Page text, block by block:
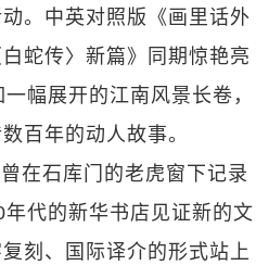
。中英对照版《画里话外
蛇传〉新篇》同期惊艳亮
幅展开的江南风景长卷，
百年的动人故事。
在石库门的老虎窗下记录
代的新华书店见证新的文
刻、国际译介的形式站上